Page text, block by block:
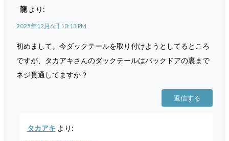
龍 より:
2025年12月6日 10:13 PM
初めまして。今ダックテールを取り付けようとしてるところ
ですが、タカアキさんのダックテールはバックドアの裏まで
ネジ貫通してますか？
返信する
タカアキ より: